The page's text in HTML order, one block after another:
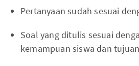
Pertanyaan sudah sesuai
Soal yang ditulis sesuai
kemampuan siswa dan